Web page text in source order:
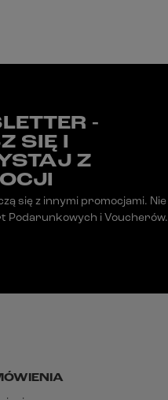
-
SIĘ I
Z
się z innymi promocjami. Nie
Podarunkowych i Voucherów.